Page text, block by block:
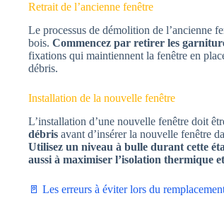
Retrait de l’ancienne fenêtre
Le processus de démolition de l’ancienne
bois. Commencez par retirer les
fixations qui maintiennent la fenêtre en
débris.
Installation de la nouvelle fenêtre
L’installation d’une nouvelle fenêtre doit
débris avant d’insérer la nouvelle fenêtre
Utilisez un niveau à bulle durant cette
aussi à maximiser l’isolation thermique
🚪 Les erreurs à éviter lors du